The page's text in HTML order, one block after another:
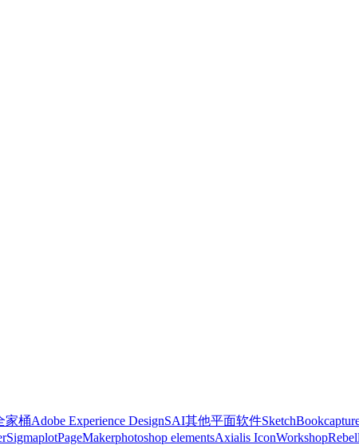
家桶Adobe Experience DesignSAI其他平面软件SketchBook
SigmaplotPageMakerphotoshop elementsAxialis IconWorkshop